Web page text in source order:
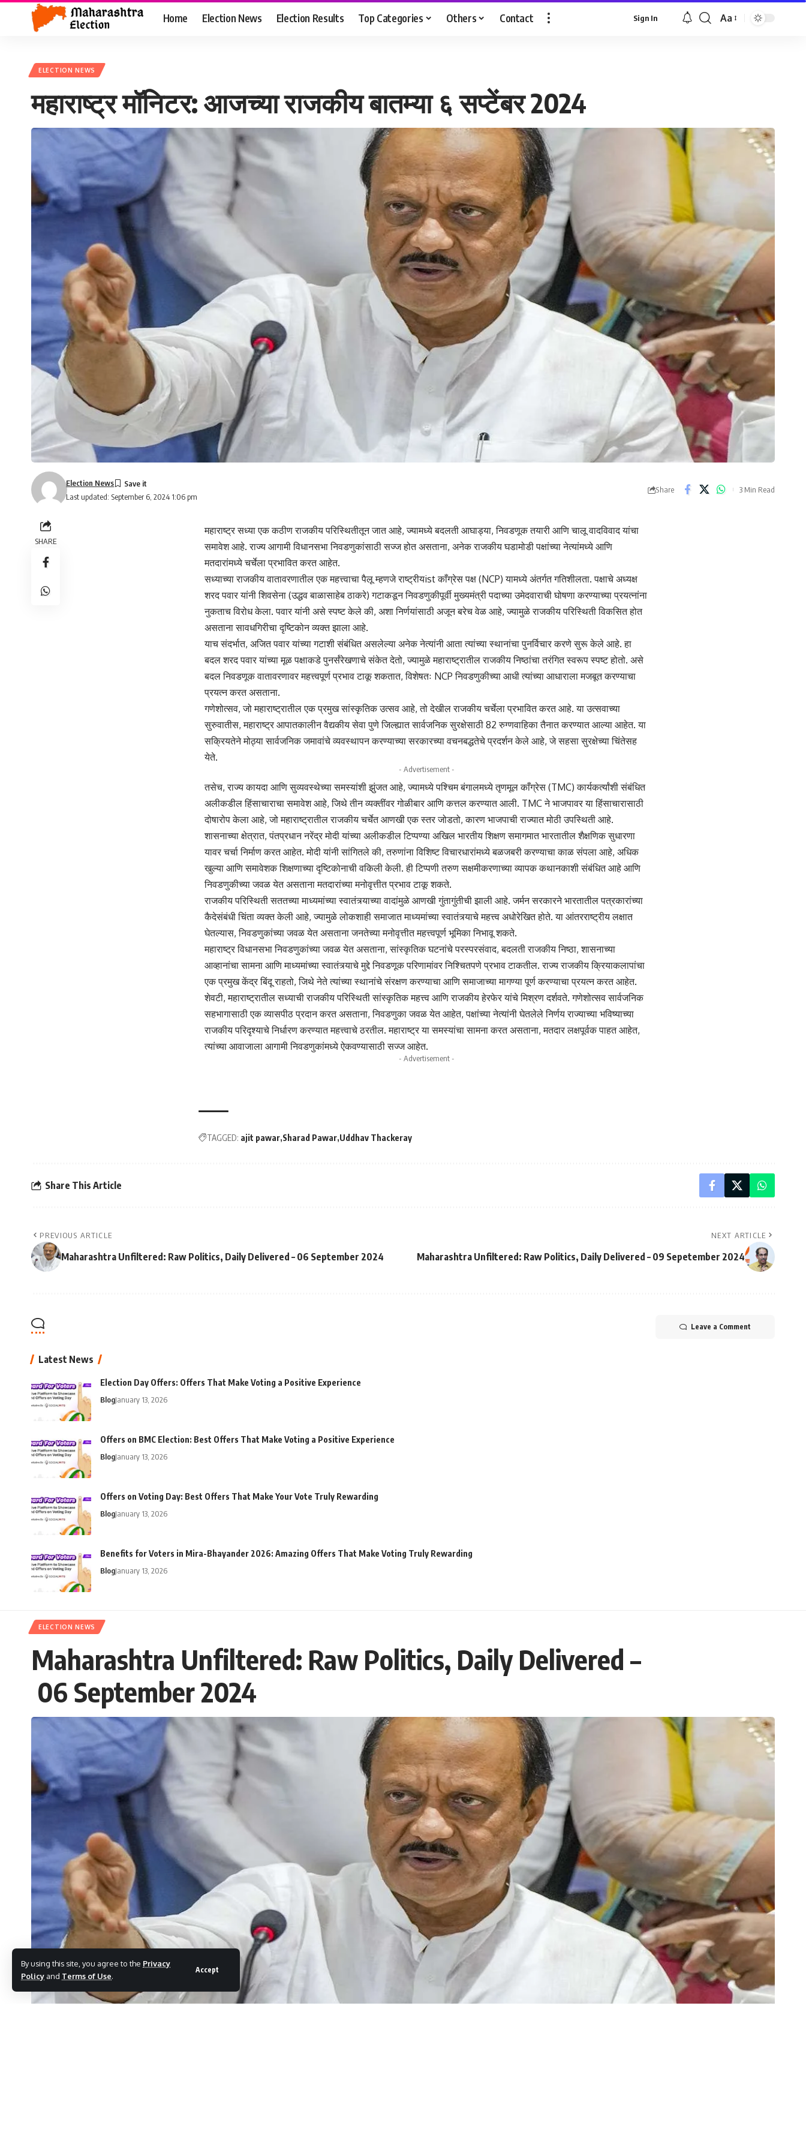
By using this site, you agree to the Privacy
Policy and Terms of Use.
Accept
Home Election News Election Results Top Categories Others Contact Sign In Aa
ELECTION NEWS
महाराष्ट्र मॉनिटर: आजच्या राजकीय बातम्या ६ सप्टेंबर 2024
Last updated: September 6, 2024 1:06 pm
Election News
Share 3 Min Read
SHARE
महाराष्ट्र सध्या एक कठीण राजकीय परिस्थितीतून जात आहे, ज्यामध्ये बदलती आघाड्या, निवडणूक तयारी आणि चालू वादविवाद यांचा
समावेश आहे. राज्य आगामी विधानसभा निवडणुकांसाठी सज्ज होत असताना, अनेक राजकीय घडामोडी पक्षांच्या नेत्यांमध्ये आणि
मतदारांमध्ये चर्चेला प्रभावित करत आहेत.
सध्याच्या राजकीय वातावरणातील एक महत्त्वाचा पैलू म्हणजे राष्ट्रीयist काँग्रेस पक्ष (NCP) यामध्ये अंतर्गत गतिशीलता. पक्षाचे अध्यक्ष
शरद पवार यांनी शिवसेना (उद्धव बाळासाहेब ठाकरे) गटाकडून निवडणुकीपूर्वी मुख्यमंत्री पदाच्या उमेदवाराची घोषणा करण्याच्या प्रयत्नांना
नुकताच विरोध केला. पवार यांनी असे स्पष्ट केले की, अशा निर्णयांसाठी अजून बरेच वेळ आहे, ज्यामुळे राजकीय परिस्थिती विकसित होत
असताना सावधगिरीचा दृष्टिकोन व्यक्त झाला आहे.
याच संदर्भात, अजित पवार यांच्या गटाशी संबंधित असलेल्या अनेक नेत्यांनी आता त्यांच्या स्थानांचा पुनर्विचार करणे सुरू केले आहे. हा
बदल शरद पवार यांच्या मूळ पक्षाकडे पुनर्संरेखणाचे संकेत देतो, ज्यामुळे महाराष्ट्रातील राजकीय निष्ठांचा तरंगित स्वरूप स्पष्ट होतो. असे
बदल निवडणूक वातावरणावर महत्त्वपूर्ण प्रभाव टाकू शकतात, विशेषतः NCP निवडणुकीच्या आधी त्यांच्या आधाराला मजबूत करण्याचा
प्रयत्न करत असताना.
गणेशोत्सव, जो महाराष्ट्रातील एक प्रमुख सांस्कृतिक उत्सव आहे, तो देखील राजकीय चर्चेला प्रभावित करत आहे. या उत्सवाच्या
सुरुवातीस, महाराष्ट्र आपातकालीन वैद्यकीय सेवा पुणे जिल्ह्यात सार्वजनिक सुरक्षेसाठी 82 रुग्णवाहिका तैनात करण्यात आल्या आहेत. या
सक्रियतेने मोठ्या सार्वजनिक जमावांचे व्यवस्थापन करण्याच्या सरकारच्या वचनबद्धतेचे प्रदर्शन केले आहे, जे सहसा सुरक्षेच्या चिंतेसह
येते.
- Advertisement -
तसेच, राज्य कायदा आणि सुव्यवस्थेच्या समस्यांशी झुंजत आहे, ज्यामध्ये पश्चिम बंगालमध्ये तृणमूल काँग्रेस (TMC) कार्यकर्त्यांशी संबंधित
अलीकडील हिंसाचाराचा समावेश आहे, जिथे तीन व्यक्तींवर गोळीबार आणि कत्तल करण्यात आली. TMC ने भाजपावर या हिंसाचारासाठी
दोषारोप केला आहे, जो महाराष्ट्रातील राजकीय चर्चेत आणखी एक स्तर जोडतो, कारण भाजपाची राज्यात मोठी उपस्थिती आहे.
शासनाच्या क्षेत्रात, पंतप्रधान नरेंद्र मोदी यांच्या अलीकडील टिप्पण्या अखिल भारतीय शिक्षण समागमात भारतातील शैक्षणिक सुधारणा
यावर चर्चा निर्माण करत आहेत. मोदी यांनी सांगितले की, तरुणांना विशिष्ट विचारधारांमध्ये बळजबरी करण्याचा काळ संपला आहे, अधिक
खुल्या आणि समावेशक शिक्षणाच्या दृष्टिकोनाची वकिली केली. ही टिप्पणी तरुण सक्षमीकरणाच्या व्यापक कथानकाशी संबंधित आहे आणि
निवडणुकीच्या जवळ येत असताना मतदारांच्या मनोवृत्तीत प्रभाव टाकू शकते.
राजकीय परिस्थिती सततच्या माध्यमांच्या स्वातंत्र्याच्या वादांमुळे आणखी गुंतागुंतीची झाली आहे. जर्मन सरकारने भारतातील पत्रकारांच्या
कैदेसंबंधी चिंता व्यक्त केली आहे, ज्यामुळे लोकशाही समाजात माध्यमांच्या स्वातंत्र्याचे महत्त्व अधोरेखित होते. या आंतरराष्ट्रीय लक्षात
घेतल्यास, निवडणुकांच्या जवळ येत असताना जनतेच्या मनोवृत्तीत महत्त्वपूर्ण भूमिका निभावू शकते.
महाराष्ट्र विधानसभा निवडणुकांच्या जवळ येत असताना, सांस्कृतिक घटनांचे परस्परसंवाद, बदलती राजकीय निष्ठा, शासनाच्या
आव्हानांचा सामना आणि माध्यमांच्या स्वातंत्र्याचे मुद्दे निवडणूक परिणामांवर निश्चितपणे प्रभाव टाकतील. राज्य राजकीय क्रियाकलापांचा
एक प्रमुख केंद्र बिंदू राहतो, जिथे नेते त्यांच्या स्थानांचे संरक्षण करण्याचा आणि समाजाच्या मागण्या पूर्ण करण्याचा प्रयत्न करत आहेत.
शेवटी, महाराष्ट्रातील सध्याची राजकीय परिस्थिती सांस्कृतिक महत्त्व आणि राजकीय हेरफेर यांचे मिश्रण दर्शवते. गणेशोत्सव सार्वजनिक
सहभागासाठी एक व्यासपीठ प्रदान करत असताना, निवडणुका जवळ येत आहेत, पक्षांच्या नेत्यांनी घेतलेले निर्णय राज्याच्या भविष्याच्या
राजकीय परिदृश्याचे निर्धारण करण्यात महत्त्वाचे ठरतील. महाराष्ट्र या समस्यांचा सामना करत असताना, मतदार लक्षपूर्वक पाहत आहेत,
त्यांच्या आवाजाला आगामी निवडणुकांमध्ये ऐकवण्यासाठी सज्ज आहेत.
- Advertisement -
TAGGED: ajit pawar Sharad Pawar Uddhav Thackeray
Share This Article
PREVIOUS ARTICLE
Maharashtra Unfiltered: Raw Politics, Daily Delivered – 06 September 2024
NEXT ARTICLE
Maharashtra Unfiltered: Raw Politics, Daily Delivered – 09 Sepetember 2024
Leave a Comment
Latest News
Election Day Offers: Offers That Make Voting a Positive Experience
BlogJanuary 13, 2026
Offers on BMC Election: Best Offers That Make Voting a Positive Experience
BlogJanuary 13, 2026
Offers on Voting Day: Best Offers That Make Your Vote Truly Rewarding
BlogJanuary 13, 2026
Benefits for Voters in Mira-Bhayander 2026: Amazing Offers That Make Voting Truly Rewarding
BlogJanuary 13, 2026
ELECTION NEWS
Maharashtra Unfiltered: Raw Politics, Daily Delivered –
06 September 2024